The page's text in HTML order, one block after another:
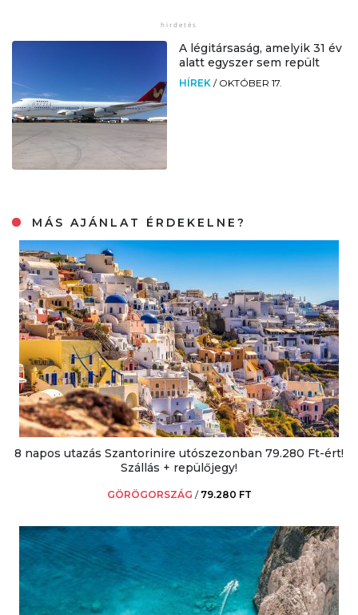
A légitársaság, amelyik 31 év
alatt egyszer sem repült
HÍREK / OKTÓBER 17.
MÁS AJÁNLAT ÉRDEKELNE?
8 napos utazás Szantorinire utószezonban 79.280 Ft-ért!
Szállás + repülőjegy!
GÖRÖGORSZÁG / 79.280 FT